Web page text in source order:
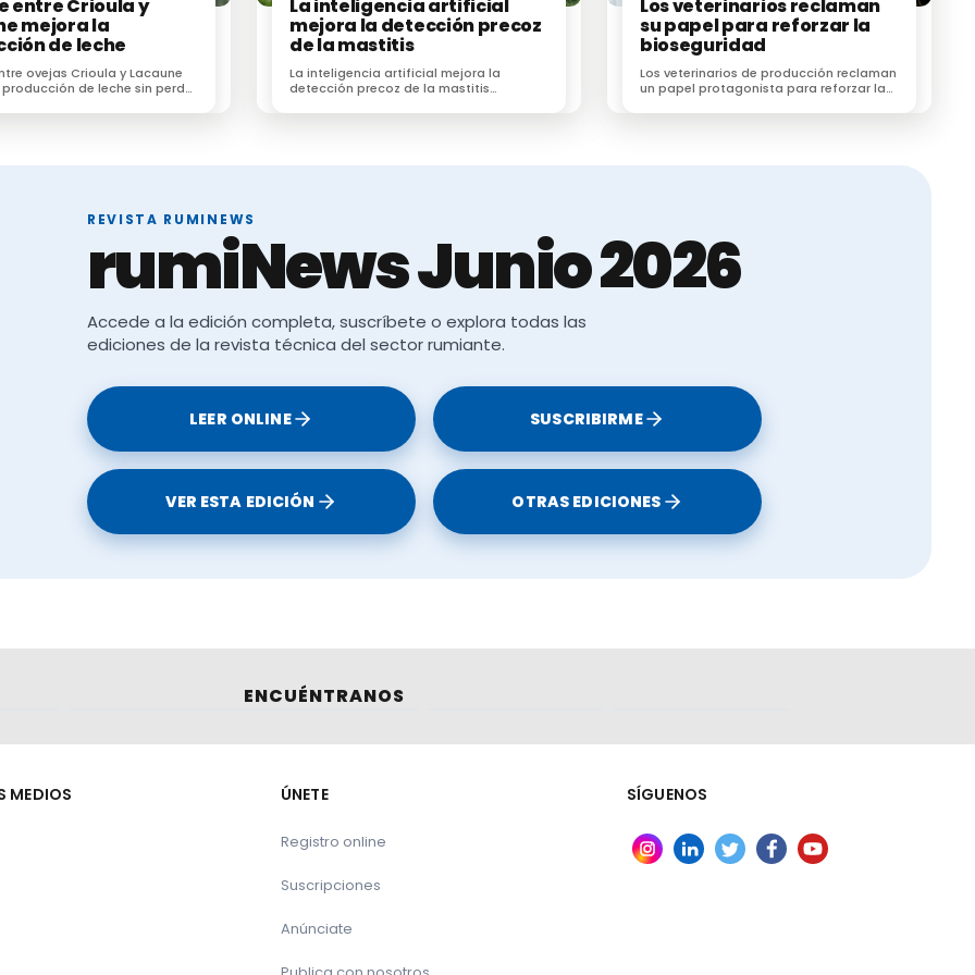
de datos precisos permite a los productores tomar
de alojamiento de los animales.
y funcionalidad de estas tecnologías, adaptándolas
su aceptación por parte de los productores.
en terneros lecheros
, ofreciendo herramientas valiosas
la producción lechera. La adopción de estas tecnologías
ganaderas más sostenibles y centradas en el bienestar
granjas lecheras?
entre Crioula y
mejora la
de leche
ovejas Crioula y Lacaune
de leche sin perder
La inteligencia artificial
mejora la detección precoz
de la mastitis
La inteligencia artificial mejora la
detección precoz de la mastitis
estudio
Los veterinarios reclaman
su papel para reforzar la
bioseguridad
Los veterinarios de producción reclaman
un papel protagonista para reforzar la
ganaderas
REVISTA RUMINEWS
rumiNews Junio 2026
Accede a la edición completa, suscríbete o explora todas las
ediciones de la revista técnica del sector rumiante.
LEER ONLINE SUSCRIBIRME
VER ESTA EDICIÓN OTRAS EDICIONES
ENCUÉNTRANOS
MEDIOS ÚNETE
Registro online
Suscripciones
Anúnciate
SÍGUENOS